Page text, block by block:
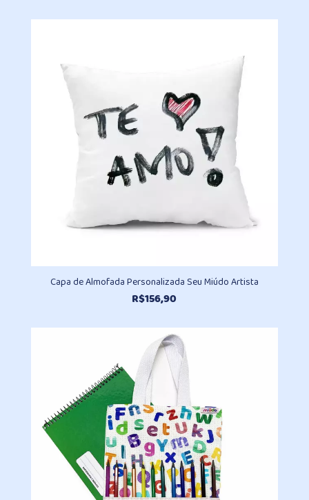
Capa de Almofada Personalizada Seu Miúdo Artista
R$156,90